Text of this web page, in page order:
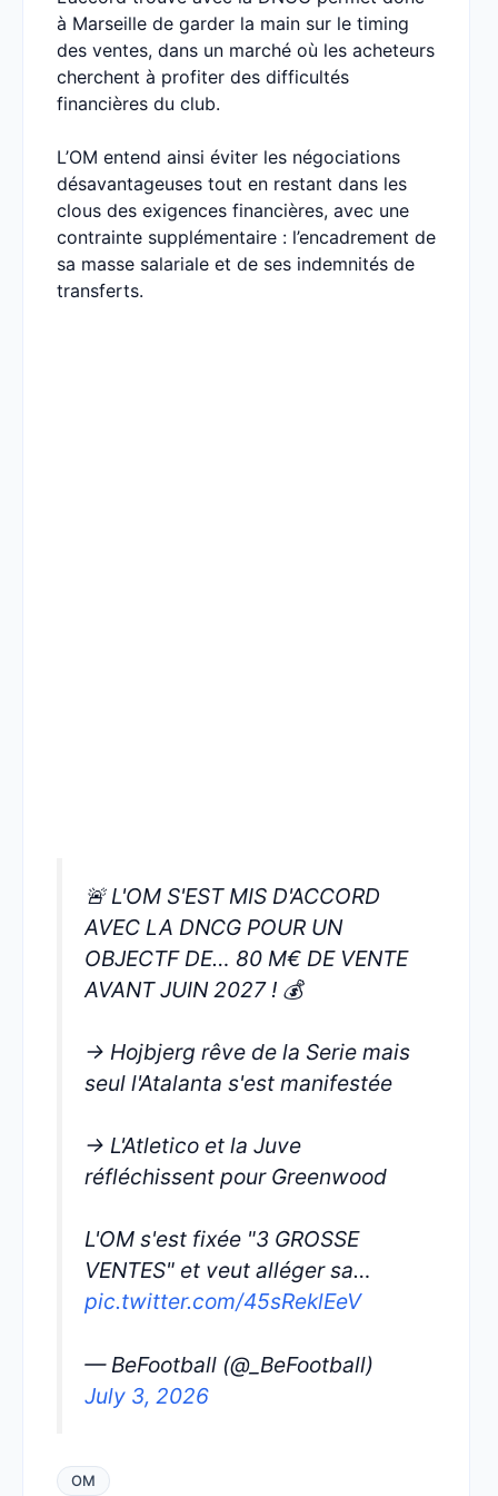
à Marseille de garder la main sur le timing
des ventes, dans un marché où les acheteurs
cherchent à profiter des difficultés
financières du club.
L’OM entend ainsi éviter les négociations
désavantageuses tout en restant dans les
clous des exigences financières, avec une
contrainte supplémentaire : l’encadrement de
sa masse salariale et de ses indemnités de
transferts.
🚨 L'OM S'EST MIS D'ACCORD
AVEC LA DNCG POUR UN
OBJECTF DE… 80 M€ DE VENTE
AVANT JUIN 2027 ! 💰
→ Hojbjerg rêve de la Serie mais
seul l'Atalanta s'est manifestée
→ L'Atletico et la Juve
réfléchissent pour Greenwood
L'OM s'est fixée "3 GROSSE
VENTES" et veut alléger sa…
pic.twitter.com/45sReklEeV
— BeFootball (@_BeFootball)
July 3, 2026
OM